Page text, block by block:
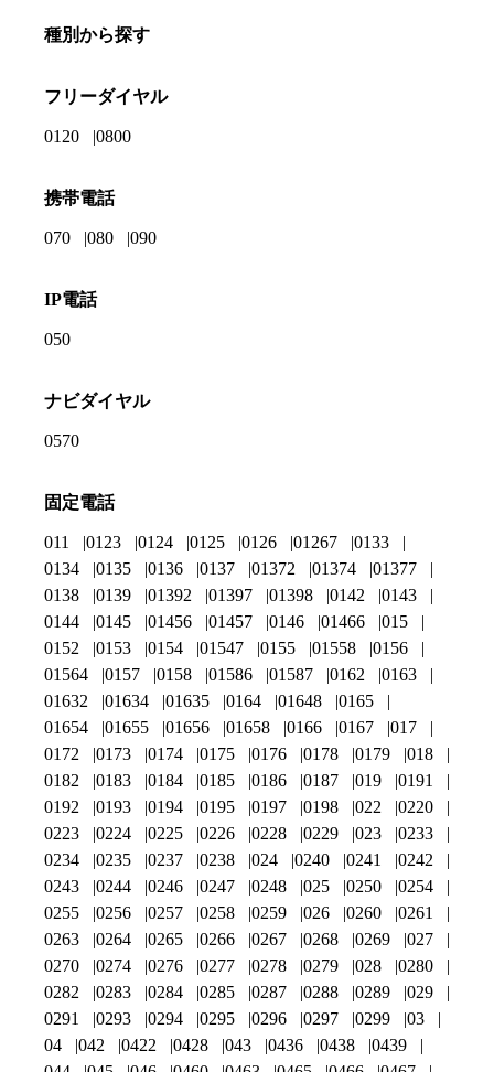
種別から探す
フリーダイヤル
0120 0800
携帯電話
070 080 090
IP電話
050
ナビダイヤル
0570
固定電話
011 0123 0124 0125 0126 01267
0133
0134
0135 0136 0137 01372 01374
01377
0138
0139 01392 01397 01398 0142
0143
0144
0145 01456 01457 0146 01466
015
0152
0153 0154 01547 0155 01558
0156
01564
0157 0158 01586 01587 0162
0163
01632
01634 01635 0164 01648
0165
01654
01655 01656 01658 0166 0167
017
0172
0173 0174 0175 0176 0178 0179
018
0182
0183 0184 0185 0186 0187 019
0191
0192
0193 0194 0195 0197 0198 022
0220
0223
0224 0225 0226 0228 0229 023
0233
0234
0235 0237 0238 024 0240 0241
0242
0243
0244 0246 0247 0248 025 0250
0254
0255
0256 0257 0258 0259 026 0260
0261
0263
0264 0265 0266 0267 0268 0269
027
0270
0274 0276 0277 0278 0279 028
0280
0282
0283 0284 0285 0287 0288 0289
029
0291
0293 0294 0295 0296 0297 0299
03
04
042 0422 0428 043 0436 0438
0439